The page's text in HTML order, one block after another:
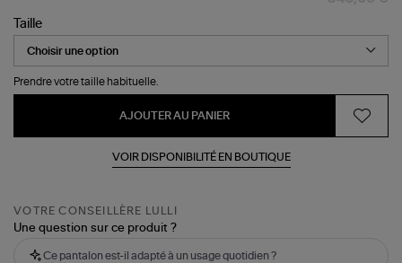
Vicuna
Taille
Prendre votre taille habituelle.
AJOUTER AU PANIER
VOIR DISPONIBILITÉ EN BOUTIQUE
VOTRE CONSEILLÈRE LULLI
Une question sur ce produit ?
Ce pantalon est-il adapté à un usage quotidien ?